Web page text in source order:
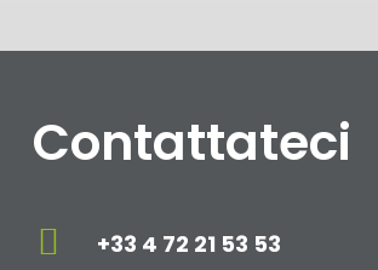
Contattateci
+33 4 72 21 53 53